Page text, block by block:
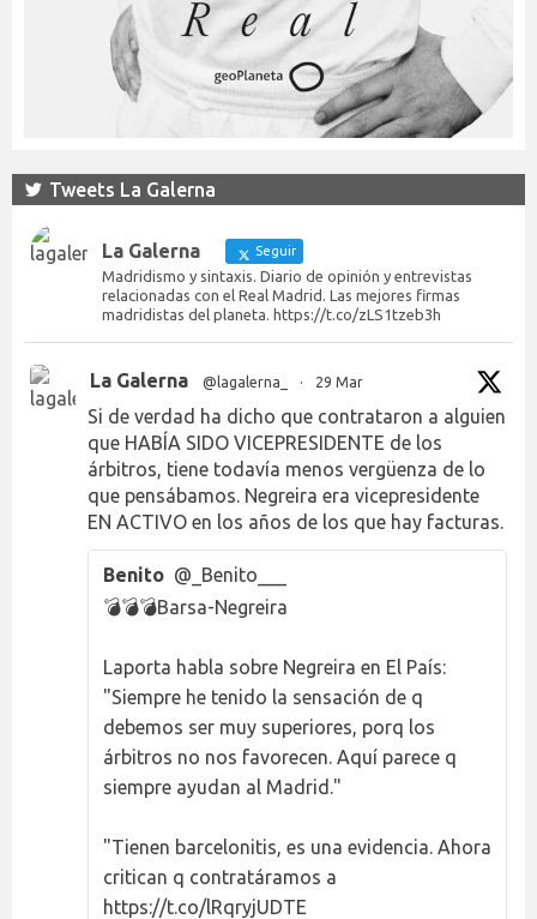
Tweets La Galerna
La Galerna Seguir
Madridismo y sintaxis. Diario de opinión y entrevistas
relacionadas con el Real Madrid. Las mejores firmas
madridistas del planeta. https://t.co/zLS1tzeb3h
La Galerna @lagalerna_ · 29 Mar
Si de verdad ha dicho que contrataron a alguien
que HABÍA SIDO VICEPRESIDENTE de los
árbitros, tiene todavía menos vergüenza de lo
que pensábamos. Negreira era vicepresidente
EN ACTIVO en los años de los que hay facturas.
Benito @_Benito___
💣💣💣Barsa-Negreira
Laporta habla sobre Negreira en El País:
"Siempre he tenido la sensación de q
debemos ser muy superiores, porq los
árbitros no nos favorecen. Aquí parece q
siempre ayudan al Madrid."
"Tienen barcelonitis, es una evidencia. Ahora
critican q contratáramos a
https://t.co/lRqryjUDTE